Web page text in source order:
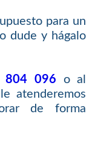
para un
dude y hágalo
804 096 o al
atenderemos
de forma